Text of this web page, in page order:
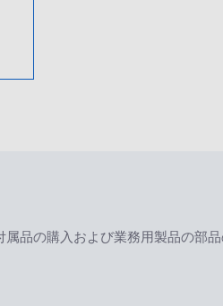
品の購入および業務用製品の部